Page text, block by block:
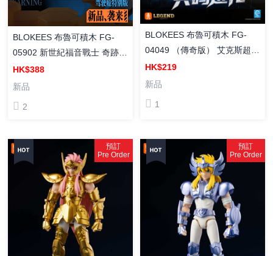
BLOKEES 布魯可積木 FG-
05902 新世紀福音戰士 奇跡版
綾波零 （駕駛艙特別版） 組
裝模型
HK$388
新品
2
BLOKEES 布魯可積木 FG-
04049 （傳奇版） 艾克斯超越
型 貝塔閃光裝甲 組裝模型
HK$219
新品
1
預訂
Pre Order
預訂
Pre Order